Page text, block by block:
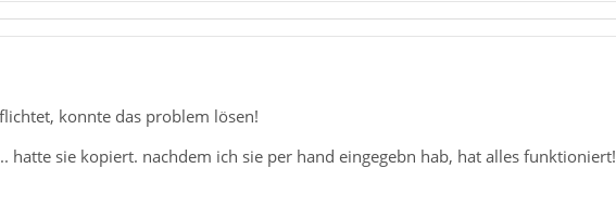
konnte das problem lösen!
hatte sie kopiert. nachdem ich sie per hand eingegebn hab, hat alles funktioniert!